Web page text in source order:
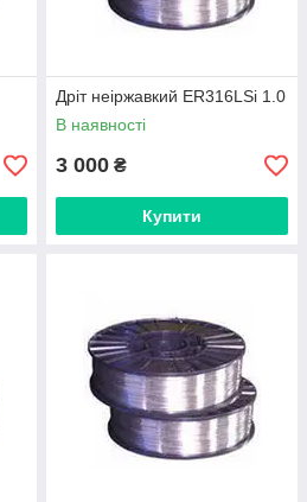
Дріт неіржавкий ER316LSi 1.0
В наявності
3 000 ₴
Купити